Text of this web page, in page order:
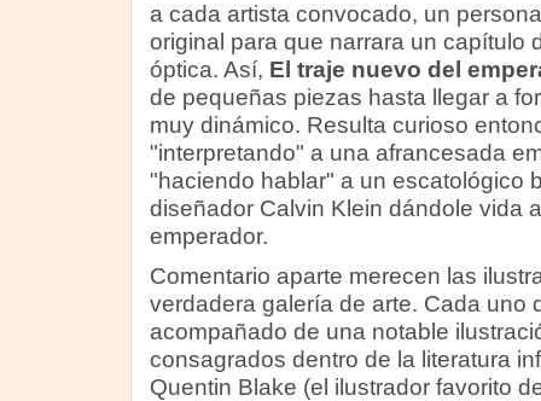
a cada artista convocado, un
original para que narrara un capítulo
óptica. Así, El traje nuevo del
de pequeñas piezas hasta llegar a
muy dinámico. Resulta curioso
"interpretando" a una afrancesada
"haciendo hablar" a un escatológico
diseñador Calvin Klein dándole vida
emperador.
Comentario aparte merecen las
verdadera galería de arte. Cada uno
acompañado de una notable
consagrados dentro de la literatura
Quentin Blake (el ilustrador favorito